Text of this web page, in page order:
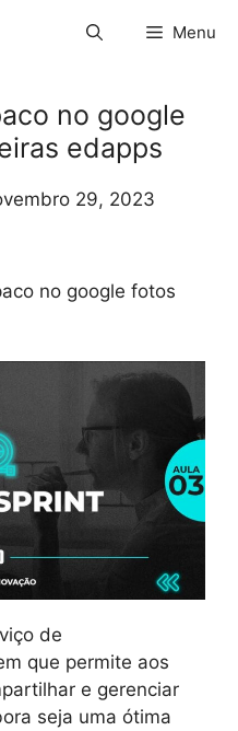
Menu
no google
edapps
29, 2023
no google fotos
de
que permite aos
e gerenciar
seja uma ótima